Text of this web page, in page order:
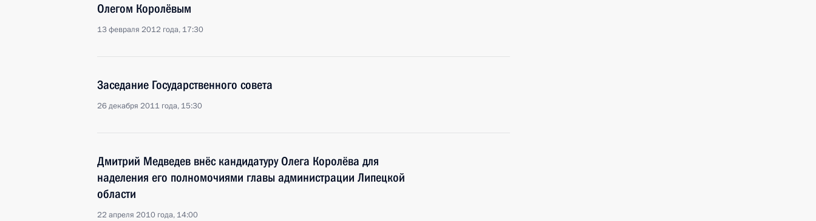
Олегом Королёвым
13 февраля 2012 года, 17:30
Заседание Государственного совета
26 декабря 2011 года, 15:30
Дмитрий Медведев внёс кандидатуру Олега Королёва для
наделения его полномочиями главы администрации Липецкой
области
22 апреля 2010 года, 14:00